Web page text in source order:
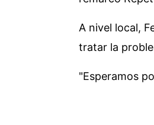
A nivel local,
tratar la
"Esperamos